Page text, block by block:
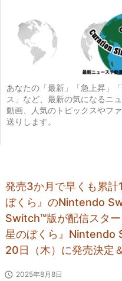
あなたの「最新」「急上昇」
ス」など、最新の気になるニ
動画、人気のトピックスやフ
送りします。
発売3か月で早くも累
ぼくら』のNintendo
Switch™版が配信スタ
星のぼくら』Nintendo
20日（木）に発売決定
 2025年8月8日